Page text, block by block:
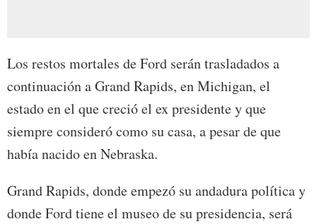
Los restos mortales de Ford serán trasladados a
continuación a Grand Rapids, en Michigan, el
estado en el que creció el ex presidente y que
siempre consideró como su casa, a pesar de que
había nacido en Nebraska.
Grand Rapids, donde empezó su andadura política y
donde Ford tiene el museo de su presidencia, será